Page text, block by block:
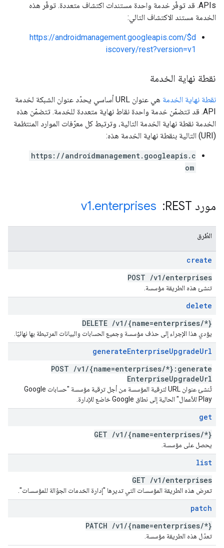
APIs. قد توفّر خدمة واحدة مستندات اكتشاف متعددة. توفّر هذه
الخدمة مستند الاكتشاف التالي:
https://androidmanagement.googleapis.com/$d
iscovery/rest?version=v1
نقطة نهاية الخدمة
نقطة نهاية الخدمة
هي عنوان URL أساسي يحدّد عنوان الشبكة لخدمة
API. قد تتضمّن خدمة واحدة نقاط نهاية متعددة للخدمة. تتضمّن هذه
الخدمة نقطة نهاية الخدمة التالية، وترتبط كل معرّفات الموارد المنتظمة
(URI) التالية بنقطة نهاية الخدمة هذه:
https://androidmanagement.googleapis.c
om
مورد REST: ‏ v1.enterprises
الطُرق
create
POST /v1 /enterprises
تنشئ هذه الطريقة مؤسسة.
delete
DELETE /v1 /{name=enterprises/*}
يؤدي هذا الإجراء إلى حذف مؤسسة وجميع الحسابات والبيانات المرتبطة بها نهائيًا.
generateEnterpriseUpgradeUrl
POST /v1 /{name=enterprises/*}:generate
EnterpriseUpgradeUrl
تُنشئ عنوان URL لترقية المؤسسة من أجل ترقية مؤسسة "حسابات Google
Play للأعمال" الحالية إلى نطاق Google خاضع للإدارة.
get
GET /v1 /{name=enterprises/*}
يحصل على مؤسسة.
list
GET /v1 /enterprises
تعرض هذه الطريقة المؤسسات التي تديرها "إدارة الخدمات الجوّالة للمؤسسات".
patch
PATCH /v1 /{name=enterprises/*}
تعدّل هذه الطريقة مؤسسة.